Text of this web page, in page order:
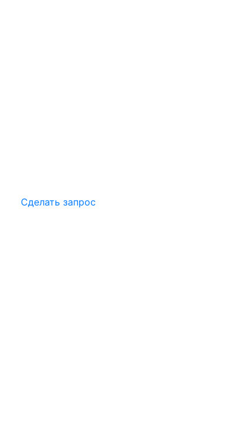
Сделать запрос